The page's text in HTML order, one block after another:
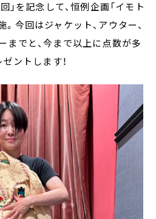
」を記念して、恒例企画「イモト
今回はジャケット、アウター、
までと、今まで以上に点数が多
ゼントします！